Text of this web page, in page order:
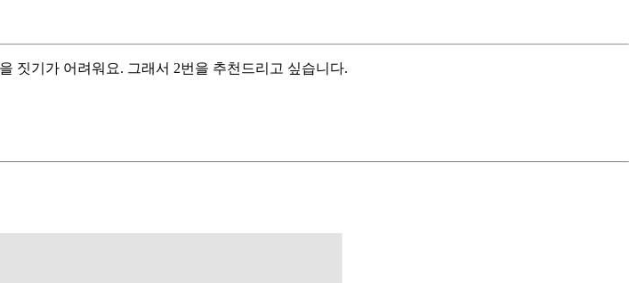
짓기가 어려워요. 그래서 2번을 추천드리고 싶습니다.